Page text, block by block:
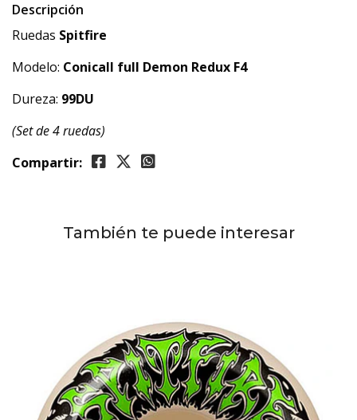
Descripción
Ruedas Spitfire
Modelo: Conicall full Demon Redux F4
Dureza: 99DU
(Set de 4 ruedas)
Compartir:
También te puede interesar